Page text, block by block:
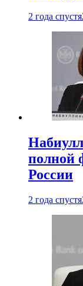
2 года спустя
полной
России
2 года спустя